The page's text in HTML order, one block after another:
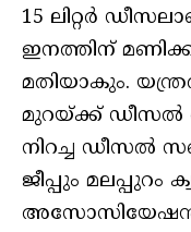
15 ലിറ്റര്‍
ഇനത്തിന്
മതിയാകും.
മുറയ്ക്ക് ഡീസല്‍
നിറച്ച ഡീസല്‍
ജീപ്പും മലപ്പുറം
അസോസിയേഷന്‍